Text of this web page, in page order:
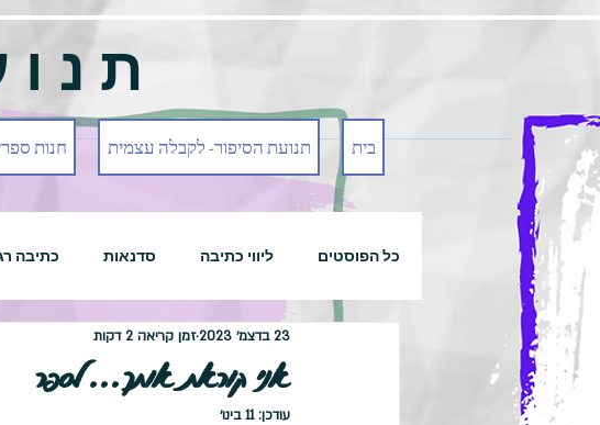
בית תנועת הסיפור- לקבלה עצמית חנות
כל הפוסטים ליווי כתיבה סדנאות כתיבה
אני קוראת אותך... לספר
23 בדצמ׳ 2023 זמן קריאה 2 דקות
עודכן:11 בינו׳